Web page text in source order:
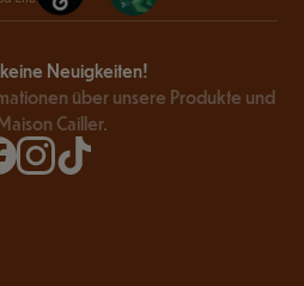
Neuigkeiten!
über unsere Produkte und
Cailler.